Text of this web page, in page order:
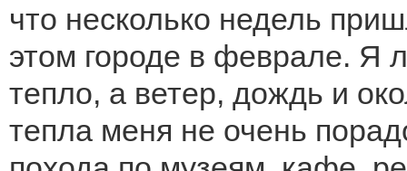
что несколько недель
этом городе в феврале. Я
тепло, а ветер, дождь и
тепла меня не очень